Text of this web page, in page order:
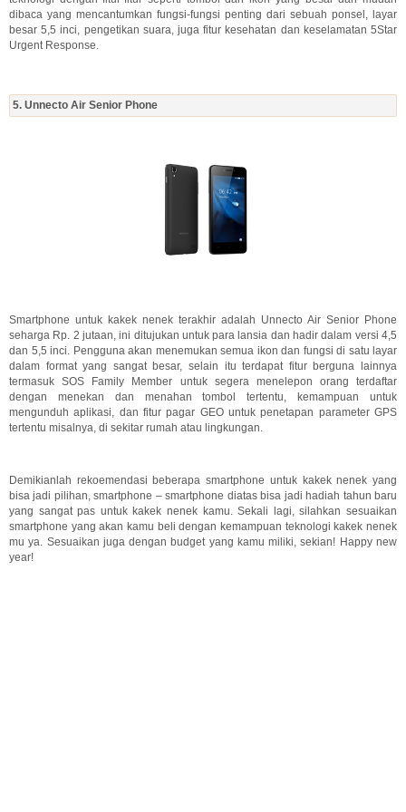
dibaca yang mencantumkan fungsi-fungsi penting dari sebuah ponsel, layar
besar 5,5 inci, pengetikan suara, juga fitur kesehatan dan keselamatan 5Star
Urgent Response.
5. Unnecto Air Senior Phone
Smartphone untuk kakek nenek terakhir adalah Unnecto Air Senior Phone
seharga Rp. 2 jutaan, ini ditujukan untuk para lansia dan hadir dalam versi 4,5
dan 5,5 inci. Pengguna akan menemukan semua ikon dan fungsi di satu layar
dalam format yang sangat besar, selain itu terdapat fitur berguna lainnya
termasuk SOS Family Member untuk segera menelepon orang terdaftar
dengan menekan dan menahan tombol tertentu, kemampuan untuk
mengunduh aplikasi, dan fitur pagar GEO untuk penetapan parameter GPS
tertentu misalnya, di sekitar rumah atau lingkungan.
Demikianlah rekoemendasi beberapa smartphone untuk kakek nenek yang
bisa jadi pilihan, smartphone – smartphone diatas bisa jadi hadiah tahun baru
yang sangat pas untuk kakek nenek kamu. Sekali lagi, silahkan sesuaikan
smartphone yang akan kamu beli dengan kemampuan teknologi kakek nenek
mu ya. Sesuaikan juga dengan budget yang kamu miliki, sekian! Happy new
year!